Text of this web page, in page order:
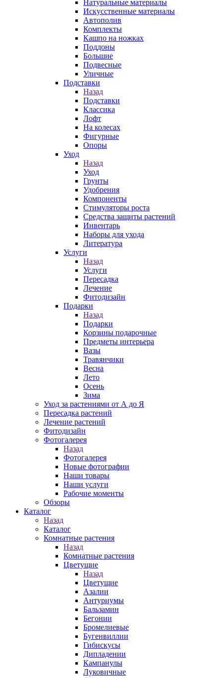
Натуральные материалы
Искусственные материалы
Автополив
Комплекты
Кашпо на ножках
Поддоны
Большие
Подвесные
Уличные
Подставки
Назад
Подставки
Классика
Лофт
На колесах
Фигурные
Опоры
Уход
Назад
Уход
Грунты
Удобрения
Компоненты
Стимуляторы роста
Средства защиты растений
Инвентарь
Наборы для ухода
Литература
Услуги
Назад
Услуги
Пересадка
Лечение
Фитодизайн
Подарки
Назад
Подарки
Корзины подарочные
Предметы интерьера
Вазы
Травянчики
Весна
Лето
Осень
Зима
Уход за растениями от А до Я
Пересадка растений
Лечение растений
Фитодизайн
Фотогалерея
Назад
Фотогалерея
Новые фотографии
Наши товары
Наши услуги
Рабочие моменты
Обзоры
Каталог
Назад
Каталог
Комнатные растения
Назад
Комнатные растения
Цветущие
Назад
Цветущие
Азалии
Антуриумы
Бальзамин
Бегонии
Бромелиевые
Бугенвиллии
Гибискусы
Дипладении
Кампанулы
Луковичные